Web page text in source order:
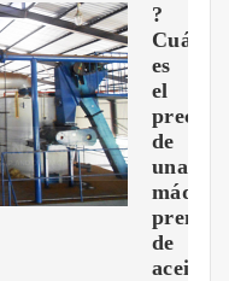
?
Cuál
es
el
precio
de
una
de
aceite